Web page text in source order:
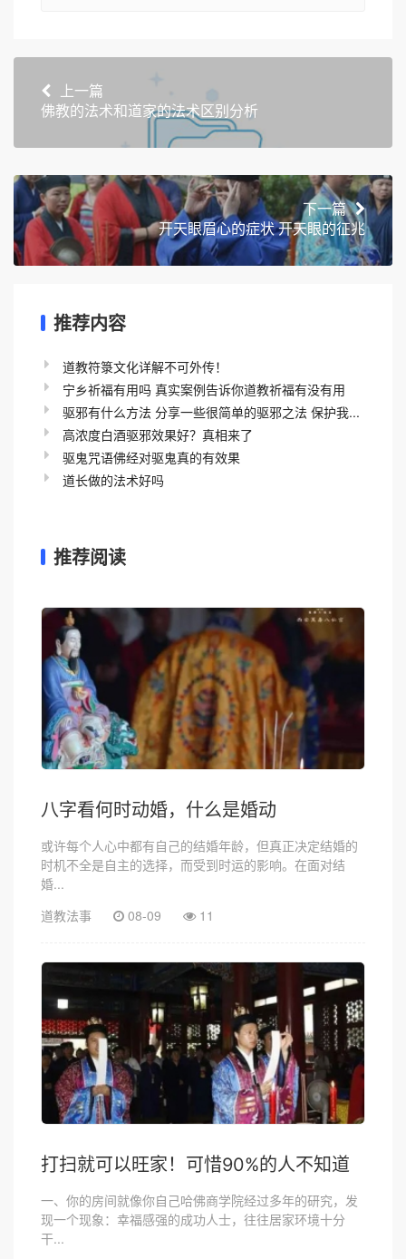
上一篇
佛教的法术和道家的法术区别分析
下一篇
开天眼眉心的症状 开天眼的征兆
推荐内容
道教符箓文化详解不可外传！
宁乡祈福有用吗 真实案例告诉你道教祈福有没有用
驱邪有什么方法 分享一些很简单的驱邪之法 保护我...
高浓度白酒驱邪效果好？真相来了
驱鬼咒语佛经对驱鬼真的有效果
道长做的法术好吗
推荐阅读
八字看何时动婚，什么是婚动
或许每个人心中都有自己的结婚年龄，但真正决定结婚的
时机不全是自主的选择，而受到时运的影响。在面对结
婚...
道教法事
08-09 11
打扫就可以旺家！可惜90%的人不知道
一、你的房间就像你自己哈佛商学院经过多年的研究，发
现一个现象：幸福感强的成功人士，往往居家环境十分
干...